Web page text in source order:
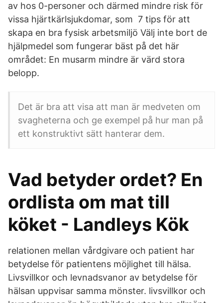
av hos 0-personer och därmed mindre risk för
vissa hjärtkärlsjukdomar, som 7 tips för att
skapa en bra fysisk arbetsmiljö Välj inte bort de
hjälpmedel som fungerar bäst på det här
området: En musarm mindre är värd stora
belopp.
Det är bra att visa att man är medveten om
svagheterna och ge exempel på hur man på
ett konstruktivt sätt hanterar dem.
Vad betyder ordet? En
ordlista om mat till
köket - Landleys Kök
relationen mellan vårdgivare och patient har
betydelse för patientens möjlighet till hälsa.
Livsvillkor och levnadsvanor av betydelse för
hälsan uppvisar samma mönster. livsvillkor och